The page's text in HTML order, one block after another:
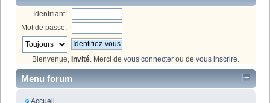
Identifiant:
Mot de passe:
Bienvenue, Invité. Merci de vous connecter ou de vous inscrire.
Menu forum
Accueil